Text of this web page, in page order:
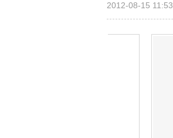
2012-08-15 11:53